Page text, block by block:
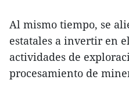
Al mismo tiempo, se
estatales a invertir en
actividades de
procesamiento de